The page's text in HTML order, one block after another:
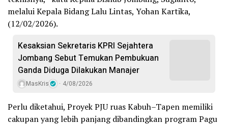
melalui Kepala Bidang Lalu Lintas, Yohan Kartika,
(12/02/2026).
Kesaksian Sekretaris KPRI Sejahtera
Jombang Sebut Temukan Pembukuan
Ganda Diduga Dilakukan Manajer
MasKris 4/08/2026
Perlu diketahui, Proyek PJU ruas Kabuh–Tapen memiliki
cakupan yang lebih panjang dibandingkan program Pagu